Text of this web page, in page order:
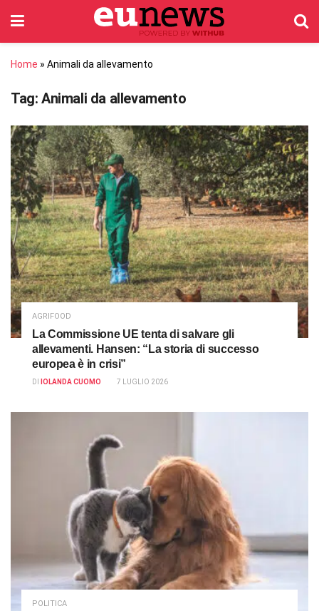
Home » Animali da allevamento
Tag: Animali da allevamento
AGRIFOOD
La Commissione UE tenta di salvare gli
allevamenti. Hansen: “La storia di successo
europea è in crisi”
DI IOLANDA CUOMO 7 LUGLIO 2026
POLITICA